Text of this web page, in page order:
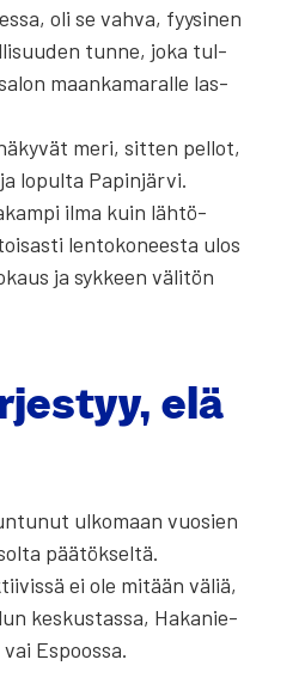
oli se vah­va, fyy­si­nen
tun­ne, joka tul­
maan­ka­ma­ral­le las­
meri, sit­ten pel­lot,
lopul­ta Papin­jär­vi.
ilma kuin läh­tö­
len­to­ko­nees­ta ulos
ja syk­keen väli­tön
elä
ulko­maan vuo­sien
pää­tök­sel­tä.
ei ole mitään väliä,
kes­kus­tas­sa, Haka­nie­
Espoos­sa.